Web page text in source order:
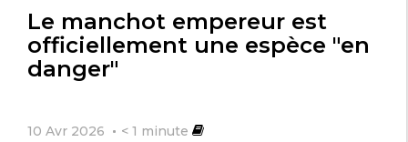
Le manchot empereur est
officiellement une espèce "en
danger"
10 Avr 2026 < 1 minute